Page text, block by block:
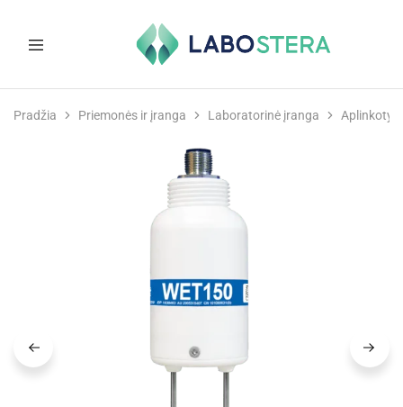
ir
Pradžia Priemonės ir įranga Laboratorinė įranga